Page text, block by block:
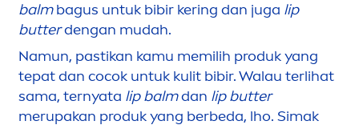
balmbagus untuk bibir kering dan juga lip
butterdengan mudah.
Namun, pastikan kamu memilih produk yang
tepat dan cocok untuk kulit bibir. Walau terlihat
sama, ternyata lipbalmdan lip butter
merupakan produk yang berbeda, lho. Simak